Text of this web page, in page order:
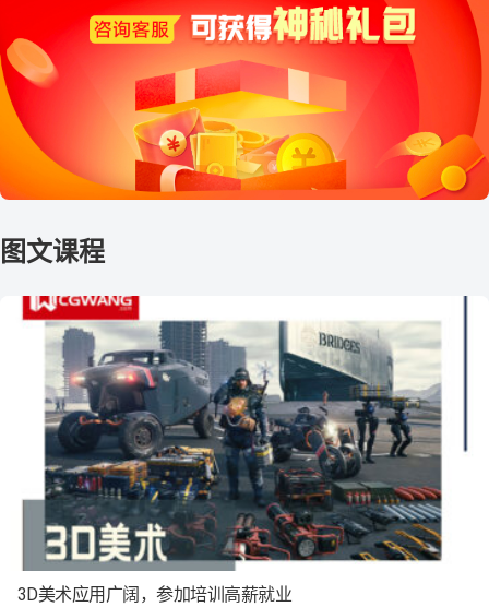
3D美术应用广阔，参加培训高薪就业